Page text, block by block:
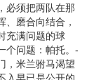
必须把两队在那
磨合向结合，
充满问题的球
个问题：帕托。-
，米兰驸马渴望